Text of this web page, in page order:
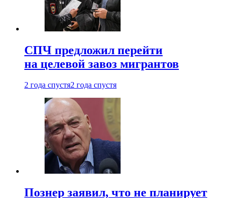
СПЧ предложил перейти
на целевой завоз мигрантов
2 года спустя2 года спустя
Познер заявил, что не планирует